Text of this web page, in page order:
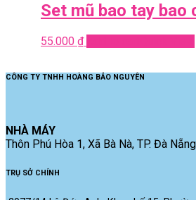
Set mũ bao tay bao
55.000 ₫
CÔNG TY TNHH HOÀNG BẢO NGUYÊN
NHÀ MÁY
Thôn Phú Hòa 1, Xã Bà Nà, TP. Đà
TRỤ SỞ CHÍNH